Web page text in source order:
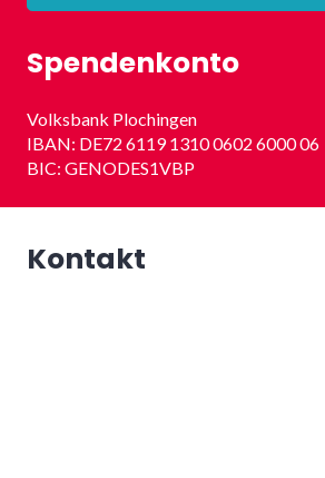
Spendenkonto
Volksbank Plochingen
IBAN: DE72 6119 1310 0602 6000 06
BIC: GENODES1VBP
Kontakt